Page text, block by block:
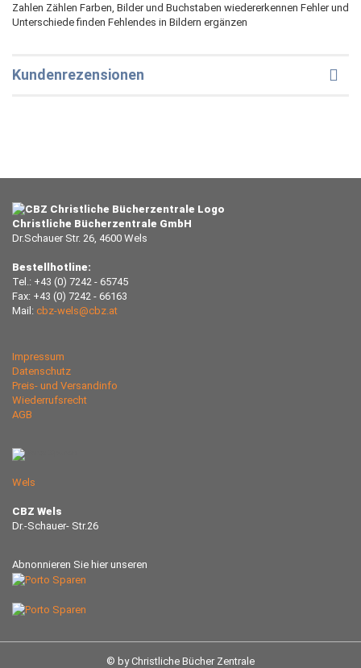
Zahlen Zählen Farben, Bilder und Buchstaben wiedererkennen Fehler und
Unterschiede finden Fehlendes in Bildern ergänzen
Kundenrezensionen
Christliche Bücherzentrale GmbH
Dr.Schauer Str. 26, 4600 Wels
Bestellhotline:
Tel.: +43 (0) 7242 - 65745
Fax: +43 (0) 7242 - 66163
Mail: cbz-wels@cbz.at
Impressum
Datenschutz
Preis- und Versandinfo
Wiederrufsrecht
AGB
Wels
CBZ Wels
Dr.-Schauer- Str.26
Abnonnieren Sie hier unseren
© by Christliche Bücher Zentrale